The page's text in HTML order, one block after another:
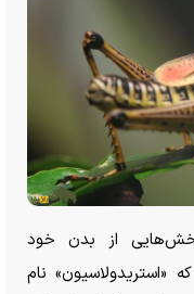
از بدن خود
«استریدولاسیون» نام